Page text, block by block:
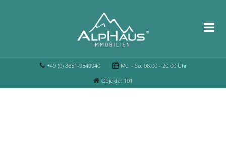
+49 (0) 8651-9549940
Mo. - So. 08.00 - 20.00 Uhr
Objekte: 101